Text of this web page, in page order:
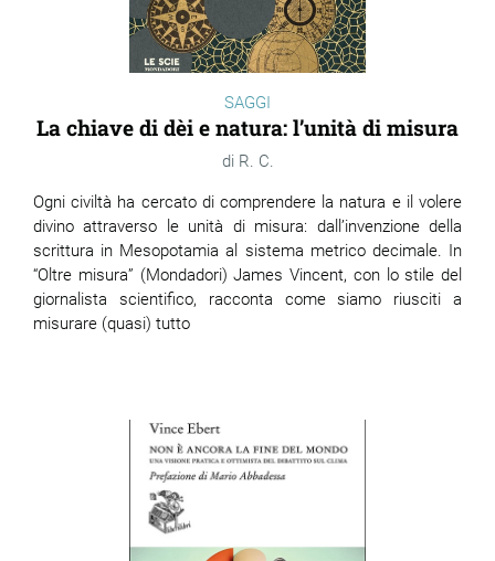
SAGGI
La chiave di dèi e natura: l’unità di misura
R. C.
Ogni civiltà ha cercato di comprendere la natura e il volere
divino attraverso le unità di misura: dall’invenzione della
scrittura in Mesopotamia al sistema metrico decimale. In
“Oltre misura” (Mondadori) James Vincent, con lo stile del
giornalista scientifico, racconta come siamo riusciti a
misurare (quasi) tutto